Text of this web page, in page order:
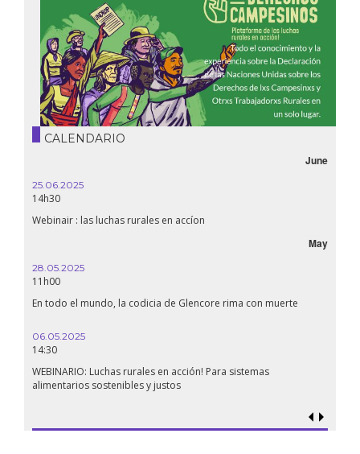
CALENDARIO
June
25.06.2025
14h30
Webinair : las luchas rurales en accíon
May
28.05.2025
11h00
En todo el mundo, la codicia de Glencore rima con muerte
06.05.2025
14:30
WEBINARIO: Luchas rurales en acción! Para sistemas
alimentarios sostenibles y justos